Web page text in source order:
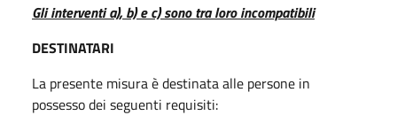
Gli interventi a), b) e c) sono tra loro incompatibili
DESTINATARI
La presente misura è destinata alle persone in
possesso dei seguenti requisiti: